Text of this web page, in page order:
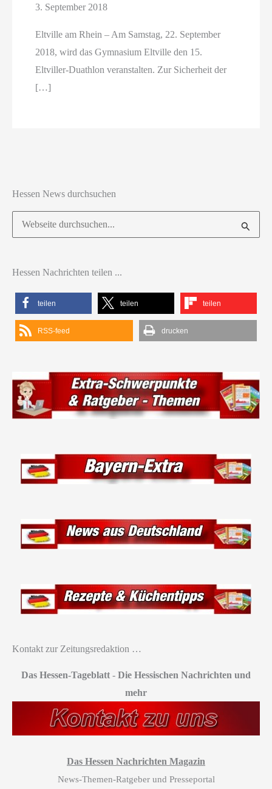
3. September 2018
Eltville am Rhein – Am Samstag, 22. September
2018, wird das Gymnasium Eltville den 15.
Eltviller-Duathlon veranstalten. Zur Sicherheit der
[…]
Hessen News durchsuchen
Suchen
nach:
Hessen Nachrichten teilen ...
teilen teilen teilen
RSS-feed drucken
Kontakt zur Zeitungsredaktion …
Das Hessen-Tageblatt - Die Hessischen Nachrichten und
mehr
Das Hessen Nachrichten Magazin
News-Themen-Ratgeber und Presseportal